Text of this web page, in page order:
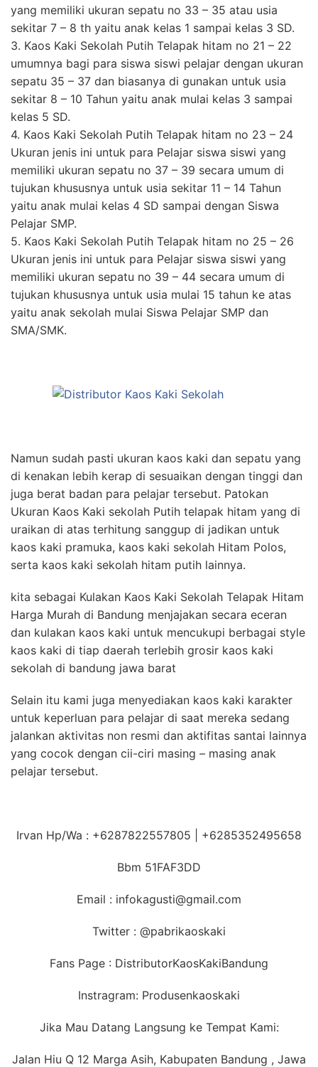
yang memiliki ukuran sepatu no 33 – 35 atau usia
sekitar 7 – 8 th yaitu anak kelas 1 sampai kelas 3 SD.
3. Kaos Kaki Sekolah Putih Telapak hitam no 21 – 22
umumnya bagi para siswa siswi pelajar dengan ukuran
sepatu 35 – 37 dan biasanya di gunakan untuk usia
sekitar 8 – 10 Tahun yaitu anak mulai kelas 3 sampai
kelas 5 SD.
4. Kaos Kaki Sekolah Putih Telapak hitam no 23 – 24
Ukuran jenis ini untuk para Pelajar siswa siswi yang
memiliki ukuran sepatu no 37 – 39 secara umum di
tujukan khususnya untuk usia sekitar 11 – 14 Tahun
yaitu anak mulai kelas 4 SD sampai dengan Siswa
Pelajar SMP.
5. Kaos Kaki Sekolah Putih Telapak hitam no 25 – 26
Ukuran jenis ini untuk para Pelajar siswa siswi yang
memiliki ukuran sepatu no 39 – 44 secara umum di
tujukan khususnya untuk usia mulai 15 tahun ke atas
yaitu anak sekolah mulai Siswa Pelajar SMP dan
SMA/SMK.
Namun sudah pasti ukuran kaos kaki dan sepatu yang
di kenakan lebih kerap di sesuaikan dengan tinggi dan
juga berat badan para pelajar tersebut. Patokan
Ukuran Kaos Kaki sekolah Putih telapak hitam yang di
uraikan di atas terhitung sanggup di jadikan untuk
kaos kaki pramuka, kaos kaki sekolah Hitam Polos,
serta kaos kaki sekolah hitam putih lainnya.
kita sebagai Kulakan Kaos Kaki Sekolah Telapak Hitam
Harga Murah di Bandung menjajakan secara eceran
dan kulakan kaos kaki untuk mencukupi berbagai style
kaos kaki di tiap daerah terlebih grosir kaos kaki
sekolah di bandung jawa barat
Selain itu kami juga menyediakan kaos kaki karakter
untuk keperluan para pelajar di saat mereka sedang
jalankan aktivitas non resmi dan aktifitas santai lainnya
yang cocok dengan cii-ciri masing – masing anak
pelajar tersebut.
Irvan Hp/Wa : +6287822557805 | +6285352495658
Bbm 51FAF3DD
Email : infokagusti@gmail.com
Twitter : @pabrikaoskaki
Fans Page : DistributorKaosKakiBandung
Instragram: Produsenkaoskaki
Jika Mau Datang Langsung ke Tempat Kami:
Jalan Hiu Q 12 Marga Asih, Kabupaten Bandung , Jawa